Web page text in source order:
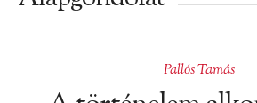
Pallós Tamás